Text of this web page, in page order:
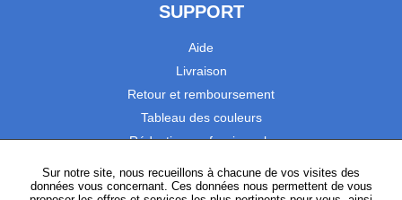
SUPPORT
Aide
Livraison
Retour et remboursement
Tableau des couleurs
Réduction professionnels
Satisfaction Clients
Sur notre site, nous recueillons à chacune de vos visites des
données vous concernant. Ces données nous permettent de vous